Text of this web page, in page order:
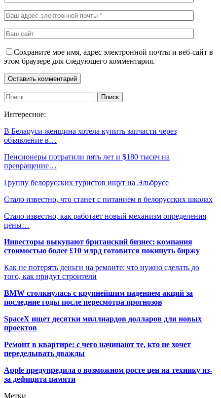
Сохраните мое имя, адрес электронной почты и веб-сайт в
этом браузере для следующего комментария.
Интересное:
В Беларуси женщина хотела купить запчасти через
объявление в…
Пенсионеры потратили пять лет и $180 тысяч на
превращение…
Группу белорусских туристов ищут на Эльбрусе
Стало известно, что станет с питанием в белорусских школах
Стало известно, как работает новый механизм определения
цены…
Инвесторы выкупают британский бизнес: компания
стоимостью более £10 млрд готовится покинуть биржу
Как не потерять деньги на ремонте: что нужно сделать до
того, как придут строители
BMW столкнулась с крупнейшим падением акций за
последние годы после пересмотра прогнозов
SpaceX ищет десятки миллиардов долларов для новых
проектов
Ремонт в квартире: с чего начинают те, кто не хочет
переделывать дважды
Apple предупредила о возможном росте цен на технику из-
за дефицита памяти
Метки